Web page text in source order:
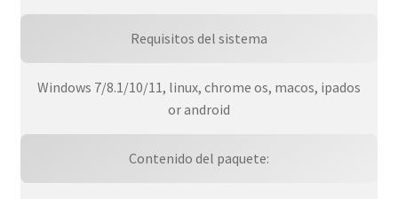
Requisitos del sistema
Windows 7/8.1/10/11, linux, chrome os, macos, ipados
or android
Contenido del paquete: